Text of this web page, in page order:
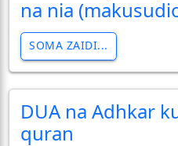
na nia
SOMA ZAIDI...
DUA na Adhkar
quran